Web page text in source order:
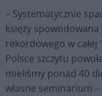
– Systematycznie
księży
rekordowego w
Polsce szczytu
mieliśmy ponad 40
własne seminarium